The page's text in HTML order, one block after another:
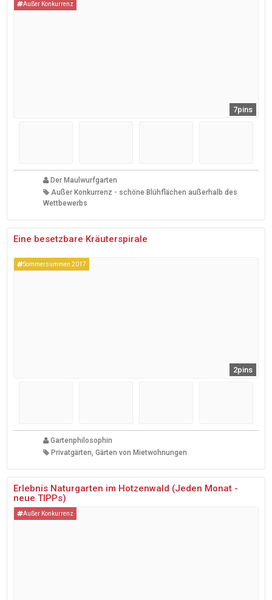
Außer Konkurrenz
7pins
Der Maulwurfgarten
Außer Konkurrenz - schöne Blühflächen außerhalb des
Wettbewerbs
Eine besetzbare Kräuterspirale
Sommersummen 2017
2pins
Gartenphilosophin
Privatgärten, Gärten von Mietwohnungen
Erlebnis Naturgarten im Hotzenwald (Jeden Monat -
neue TIPPs)
Außer Konkurrenz